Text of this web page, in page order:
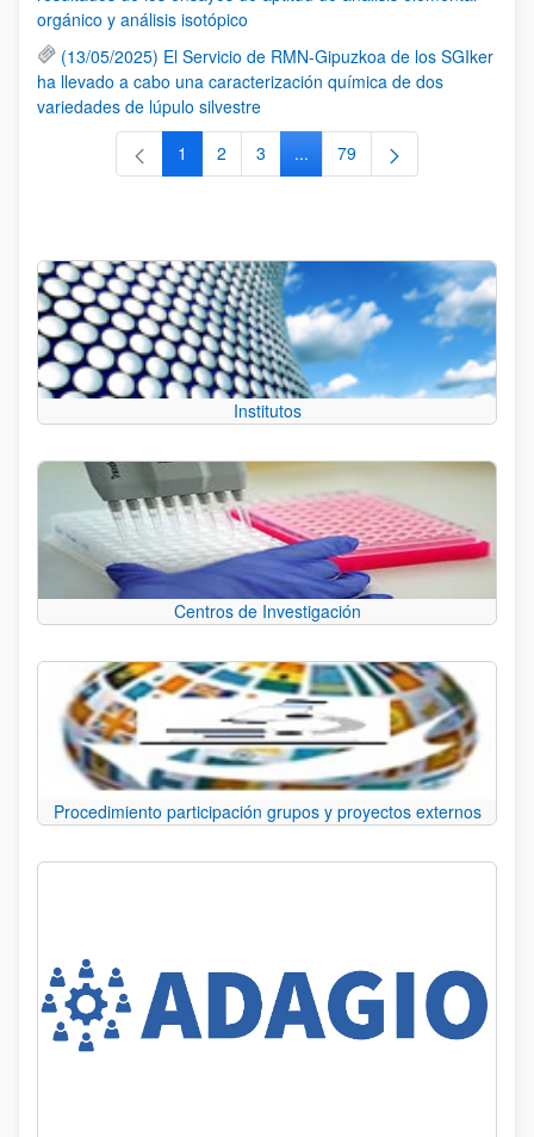
orgánico y análisis isotópico
(13/05/2025) El Servicio de RMN-Gipuzkoa de los SGIker
ha llevado a cabo una caracterización química de dos
variedades de lúpulo silvestre
Página
1 Página
2 Página
3 ...Páginas intermedias Use TAB
Página
79
Institutos
Centros de Investigación
Procedimiento participación grupos y proyectos externos